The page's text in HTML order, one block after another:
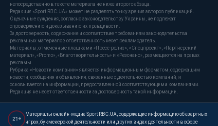
непосредственно в тексте материала не ниже второго абзаца.
Редакция «Sport RBC.UA» может не разделять точку зрения авторов публикаций.
Оценочные суждения, согласно законодательству Украины, не подлежат
опровержению и доказыванию их правдивости.
За достоверность, содержание и соответствие требованиям законодательства
рекламных материалов ответственность несет рекламодатель.
Материалы, отмеченные плашками «Пресс-релиз», «Спецпроект», «Партнерский
материал», «Promo», «Благотворительность» и «Резонанс», размещаются на правах
рекламы.
Рубрика «Новости компании» является информационным форматом, содержащим
новости, сообщения и объявления, связанные с деятельностью компаний, и
основывается на информации, предоставленной соответствующими компаниями.
Редакция не несет ответственности за достоверность такой информации.
21+
Материалы онлайн-медиа Sport RBC.UA, содержащие информацию об азартных
играх, букмекерской деятельности или других видах деятельности в сфере